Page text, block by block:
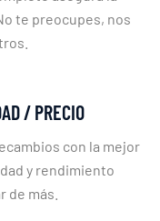
te preocupes, nos
/ PRECIO
con la mejor
y rendimiento
de más.